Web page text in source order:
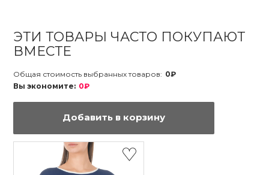
ЭТИ ТОВАРЫ ЧАСТО ПОКУПАЮТ
ВМЕСТЕ
Общая стоимость выбранных товаров: 0₽
Вы экономите: 0₽
Добавить в корзину